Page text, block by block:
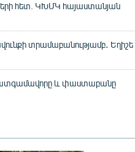
հետ. ԿԽՄԿ հայաստանյան
տրամաբանությամբ․ Եղիշե
պատգամավորը և փաստաբանը